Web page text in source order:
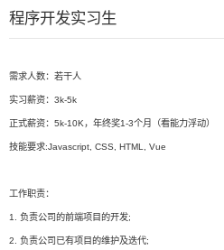
程序开发实习生
需求人数：若干人
实习薪资：3k-5k
正式薪资：5k-10K，年终奖1-3个月（看能力浮动）
技能要求:Javascript, CSS, HTML, Vue
工作职责：
1. 负责公司的前端项目的开发;
2. 负责公司已有项目的维护及迭代;